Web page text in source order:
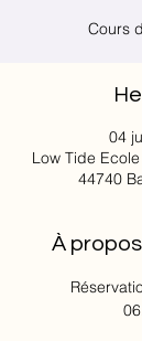
Cours
04
Low Tide
44740
À